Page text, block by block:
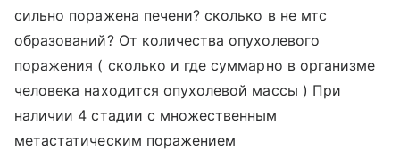
сильно поражена печени? сколько в не мтс
образований? От количества опухолевого
поражения ( сколько и где суммарно в организме
человека находится опухолевой массы ) При
наличии 4 стадии с множественным
метастатическим поражением